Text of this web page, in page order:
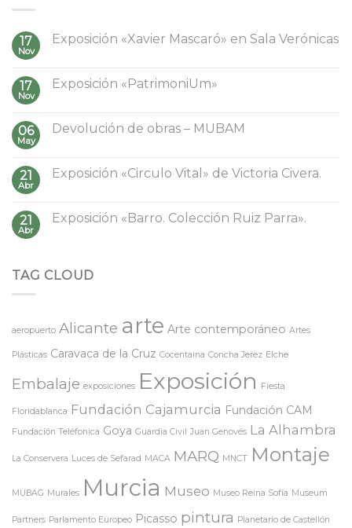
17
Nov
Exposición «Xavier Mascaró» en Sala Verónicas
17
Nov
Exposición «PatrimoniUm»
06
May
Devolución de obras – MUBAM
21
Abr
Exposición «Circulo Vital» de Victoria Civera.
21
Abr
Exposición «Barro. Colección Ruiz Parra».
TAG CLOUD
aeropuerto Alicante arte Arte contemporáneo Artes
Plásticas Caravaca de la Cruz Cocentaina Concha Jerez Elche
Embalaje exposiciones Exposición Fiesta
Floridablanca Fundación Cajamurcia Fundación CAM
Fundación Teléfonica Goya Guardia Civil Juan Genovés La Alhambra
La Conservera Luces de Sefarad MACA MARQ MNCT Montaje
MUBAG Murales Murcia Museo Museo Reina Sofía Museum
Partners Parlamento Europeo Picasso pintura Planetario de Castellón